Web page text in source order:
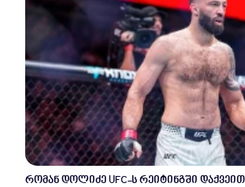
რომან დოლიძე UFC-ს რეიტინგში